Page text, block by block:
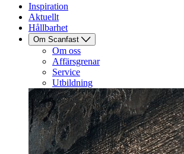
Inspiration
Aktuellt
Hållbarhet
Om Scanfast
Om oss
Affärsgrenar
Service
Utbildning